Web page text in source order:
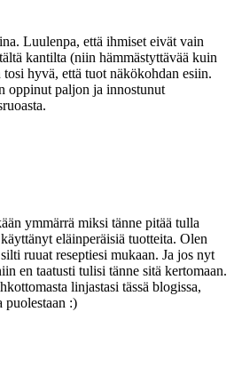
Luulenpa, että ihmiset eivät vain
kantilta (niin hämmästyttävää kuin
hyvä, että tuot näkökohdan esiin.
oppinut paljon ja innostunut
ymmärrä miksi tänne pitää tulla
eläinperäisiä tuotteita. Olen
ruuat reseptiesi mukaan. Ja jos nyt
en taatusti tulisi tänne sitä kertomaan.
linjastasi tässä blogissa,
puolestaan :)